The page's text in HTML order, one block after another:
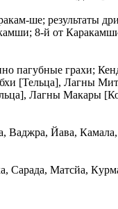
ше; результаты
8-й от
пагубные грахи;
[Тельца], Лагны
Лагны Макары
Ваджра, Йава,
Матсйа,